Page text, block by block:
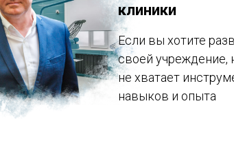
Если вы хотите
своей учреждение,
не хватает
навыков и опыта
клиники